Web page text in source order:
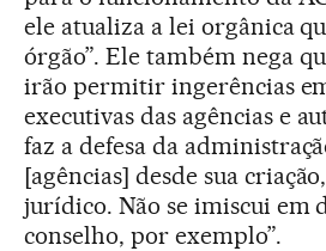
ele atualiza a lei orgânica
órgão”. Ele também nega
irão permitir ingerências
executivas das agências e
faz a defesa da
[agências] desde sua
jurídico. Não se imiscui em
conselho, por exemplo”.